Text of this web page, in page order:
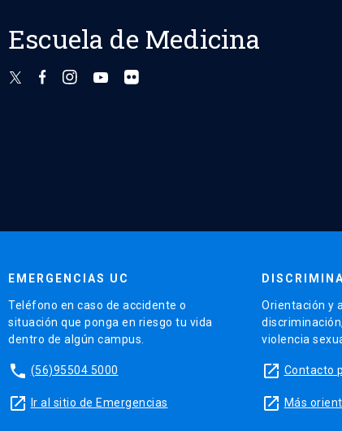
Escuela de Medicina
EMERGENCIAS UC
Teléfono en caso de accidente o
situación que ponga en riesgo tu vida
dentro de algún campus.
phone (56)95504 5000
launch Ir al sitio de Emergencias
Orientación y
violencia
launch Contacto
launch Más